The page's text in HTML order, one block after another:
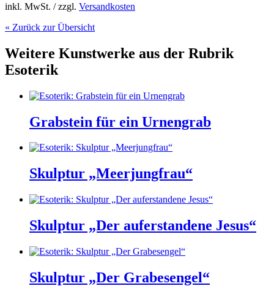
inkl. MwSt. / zzgl. Versandkosten
« Zurück zur Übersicht
Weitere Kunstwerke aus der Rubrik
Esoterik
Grabstein für ein Urnengrab
Skulptur „Meerjungfrau“
Skulptur „Der auferstandene Jesus“
Skulptur „Der Grabesengel“